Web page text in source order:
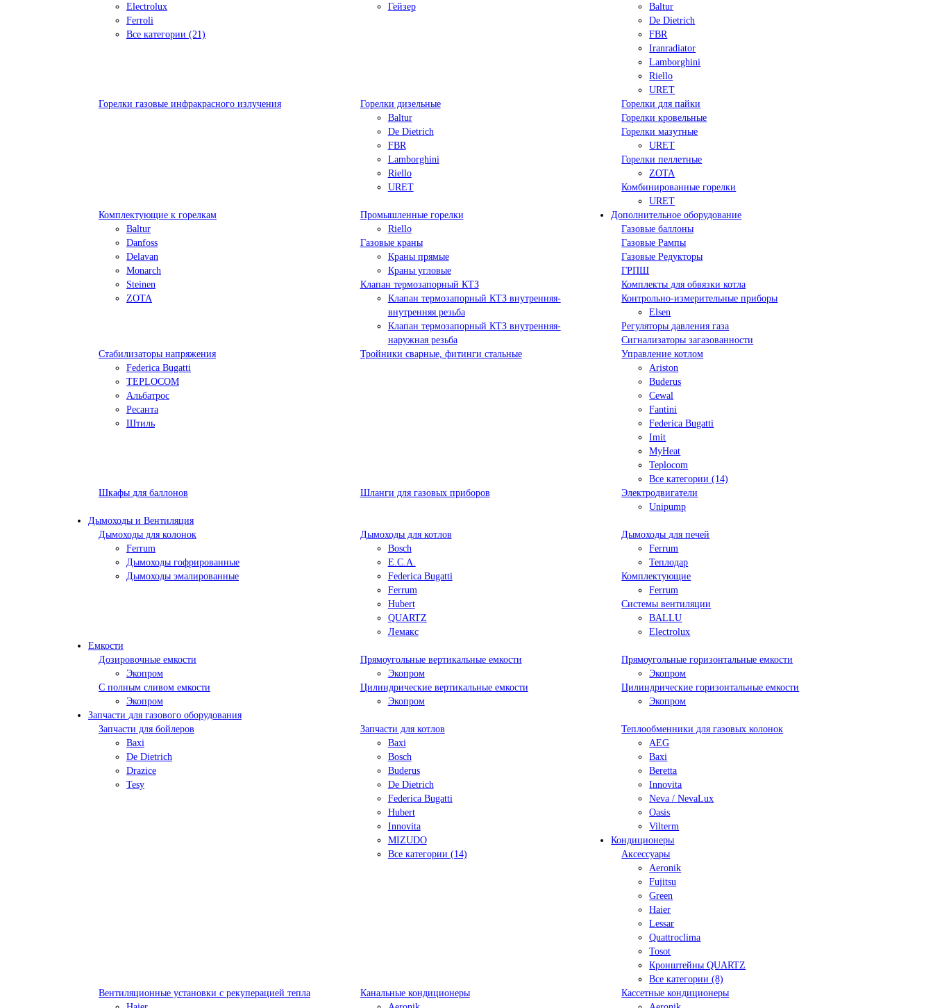
Electrolux
Ferroli
Все категории (21)
Гейзер
Baltur
De Dietrich
FBR
Iranradiator
Lamborghini
Riello
URET
Горелки газовые инфракрасного излучения
Горелки дизельные
Baltur
De Dietrich
FBR
Lamborghini
Riello
URET
Горелки для пайки
Горелки кровельные
Горелки мазутные
URET
Горелки пеллетные
ZOTA
Комбинированные горелки
URET
Комплектующие к горелкам
Baltur
Danfoss
Delavan
Monarch
Steinen
ZOTA
Промышленные горелки
Riello
Дополнительное оборудование
Газовые баллоны
Газовые краны
Краны прямые
Краны угловые
Газовые Рампы
Газовые Редукторы
ГРПШ
Клапан термозапорный КТЗ
Клапан термозапорный КТЗ внутренняя-
внутренняя резьба
Клапан термозапорный КТЗ внутренняя-
наружная резьба
Комплекты для обвязки котла
Контрольно-измерительные приборы
Elsen
Регуляторы давления газа
Сигнализаторы загазованности
Стабилизаторы напряжения
Federica Bugatti
TEPLOCOM
Альбатрос
Ресанта
Штиль
Тройники сварные, фитинги стальные
Управление котлом
Ariston
Buderus
Cewal
Fantini
Federica Bugatti
Imit
MyHeat
Teplocom
Все категории (14)
Шкафы для баллонов
Шланги для газовых приборов
Электродвигатели
Unipump
Дымоходы и Вентиляция
Дымоходы для колонок
Ferrum
Дымоходы гофрированные
Дымоходы эмалированные
Дымоходы для котлов
Bosch
E.C.A.
Federica Bugatti
Ferrum
Hubert
QUARTZ
Лемакс
Дымоходы для печей
Ferrum
Теплодар
Комплектующие
Ferrum
Системы вентиляции
BALLU
Electrolux
Емкости
Дозировочные емкости
Экопром
Прямоугольные вертикальные емкости
Экопром
Прямоугольные горизонтальные емкости
Экопром
С полным сливом емкости
Экопром
Цилиндрические вертикальные емкости
Экопром
Цилиндрические горизонтальные емкости
Экопром
Запчасти для газового оборудования
Запчасти для бойлеров
Baxi
De Dietrich
Drazice
Tesy
Запчасти для котлов
Baxi
Bosch
Buderus
De Dietrich
Federica Bugatti
Hubert
Innovita
MIZUDO
Все категории (14)
Теплообменники для газовых колонок
AEG
Baxi
Beretta
Innovita
Neva / NevaLux
Oasis
Vilterm
Кондиционеры
Аксессуары
Aeronik
Fujitsu
Green
Haier
Lessar
Quattroclima
Tosot
Кронштейны QUARTZ
Все категории (8)
Вентиляционные установки с рекуперацией тепла
Канальные кондиционеры
Кассетные кондиционеры